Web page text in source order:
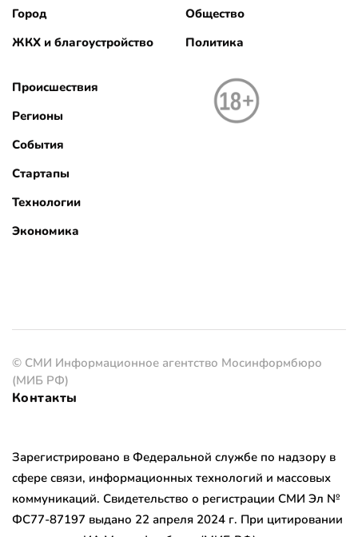
Город
ЖКХ и благоустройство
Общество
Политика
Происшествия
Регионы
События
Стартапы
Технологии
Экономика
© СМИ Информационное агентство Мосинформбюро
(МИБ РФ)
Контакты
Зарегистрировано в Федеральной службе по надзору в
сфере связи, информационных технологий и массовых
коммуникаций. Свидетельство о регистрации СМИ Эл №
ФС77-87197 выдано 22 апреля 2024 г. При цитировании